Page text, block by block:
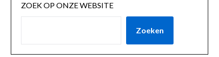
ZOEK OP ONZE WEBSITE
Zoeken